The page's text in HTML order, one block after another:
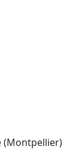
(Montpellier)